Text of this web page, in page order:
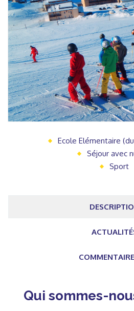
Ecole Elémentaire
Séjour avec
Sport
Qui sommes-